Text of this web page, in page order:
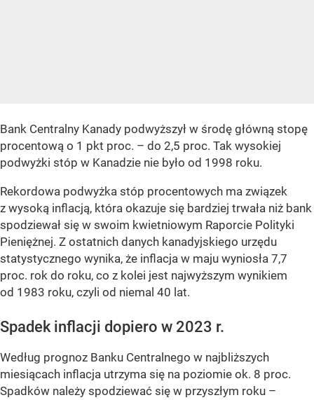
Bank Centralny Kanady podwyższył w środę główną stopę
procentową o 1 pkt proc. – do 2,5 proc. Tak wysokiej
podwyżki stóp w Kanadzie nie było od 1998 roku.
Rekordowa podwyżka stóp procentowych ma związek
z wysoką inflacją, która okazuje się bardziej trwała niż bank
spodziewał się w swoim kwietniowym Raporcie Polityki
Pieniężnej. Z ostatnich danych kanadyjskiego urzędu
statystycznego wynika, że inflacja w maju wyniosła 7,7
proc. rok do roku, co z kolei jest najwyższym wynikiem
od 1983 roku, czyli od niemal 40 lat.
Spadek inflacji dopiero w 2023 r.
Według prognoz Banku Centralnego w najbliższych
miesiącach inflacja utrzyma się na poziomie ok. 8 proc.
Spadków należy spodziewać się w przyszłym roku –